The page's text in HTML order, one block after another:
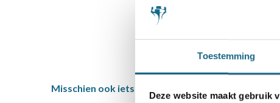
Toestemming
Deze website maakt gebruik
Misschien ook iets voor u